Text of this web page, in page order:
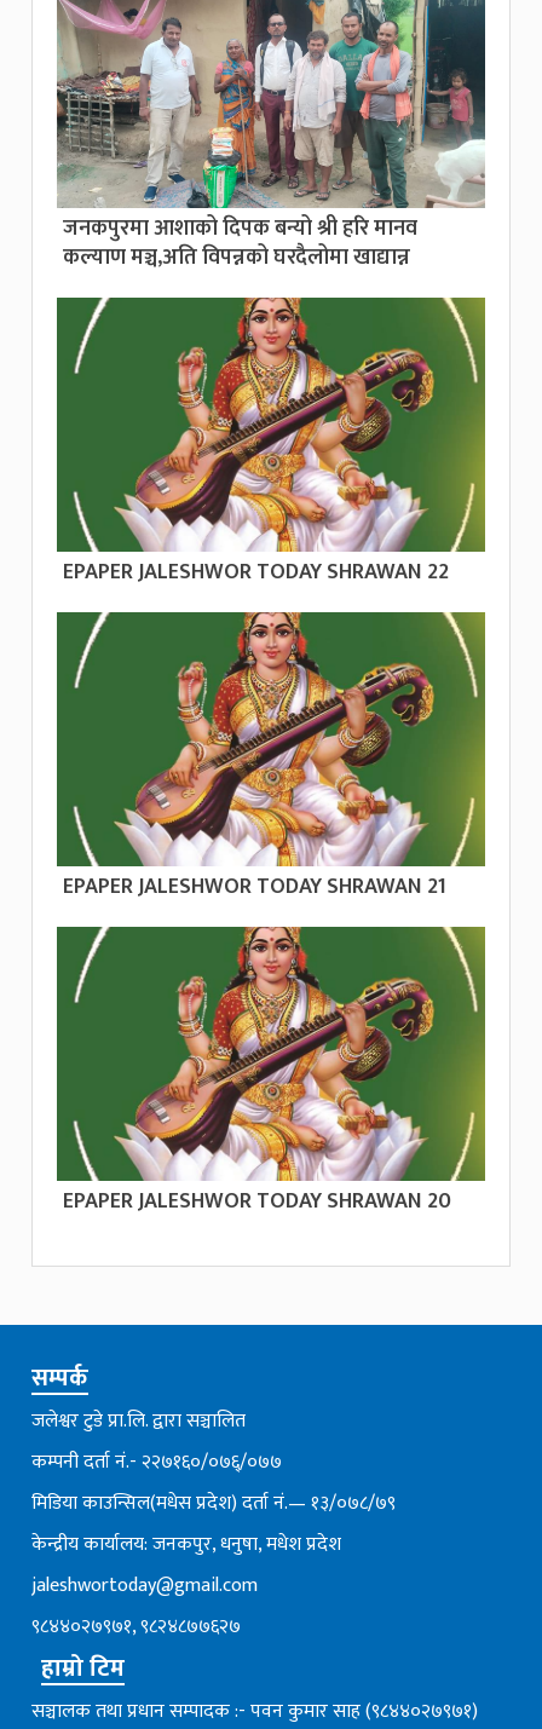
जनकपुरमा आशाको दिपक बन्यो श्री हरि मानव
कल्याण मञ्च,अति विपन्नको घरदैलोमा खाद्यान्न
EPAPER JALESHWOR TODAY SHRAWAN 22
EPAPER JALESHWOR TODAY SHRAWAN 21
EPAPER JALESHWOR TODAY SHRAWAN 20
सम्पर्क
जलेश्वर टुडे प्रा.लि. द्वारा सञ्चालित
कम्पनी दर्ता नं.- २२७१६०/०७६्/०७७
मिडिया काउन्सिल(मधेस प्रदेश) दर्ता नं.— १३/०७८/७९
केन्द्रीय कार्यालय: जनकपुर, धनुषा, मधेश प्रदेश
jaleshwortoday@gmail.com
९८४४०२७९७१, ९८२४८७७६२७
हाम्रो टिम
सञ्चालक तथा प्रधान सम्पादक :- पवन कुमार साह (९८४४०२७९७१)